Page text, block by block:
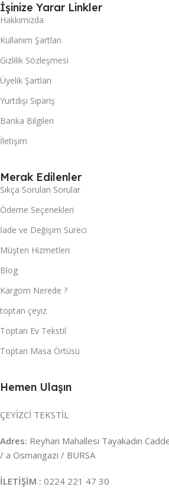
İşinize Yarar Linkler
Hakkımızda
Kullanım Şartları
Gizlilik Sözleşmesi
Üyelik Şartları
Yurtdışı Sipariş
Banka Bilgileri
İletişim
Merak Edilenler
Sıkça Sorulan Sorular
Ödeme Seçenekleri
İade ve Değişim Süreci
Müşteri Hizmetleri
Blog
Kargom Nerede ?
toptan çeyiz
Toptan Ev Tekstil
Toptan Masa Örtüsü
Hemen Ulaşın
ÇEYİZCİ TEKSTİL
Adres: Reyhan Mahallesi Tayakadın
/ a Osmangazi / BURSA
İLETİŞİM : 0224 221 47 30